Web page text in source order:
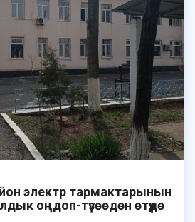
электр тармактарынын
оңдоп-түзөөдөн өтүүдө